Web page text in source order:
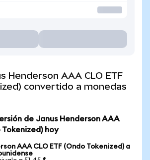
Henderson AAA CLO ETF
convertido a monedas
de Janus Henderson AAA
Tokenized) hoy
AAA CLO ETF (Ondo Tokenized) a